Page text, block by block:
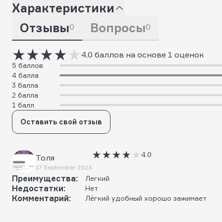
Характеристики
Отзывы0 Вопросы0
4.0 баллов на основе 1 оценок
5 баллов
4 балла
3 балла
2 балла
1 балл
Оставить свой отзыв
Толя
17 September 2023
4.0
Преимущества: Легкий
Недостатки: Нет
Комментарий: Лёгкий удобный хорошо зажимает